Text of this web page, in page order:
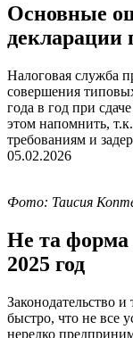
Основные
декларации
Налоговая служба
совершения
года в год при
этом напомнить,
требованиям и
05.02.2026
Фото: Таисия
Не та
2025 год
Законодательство
быстро, что не все
нередко